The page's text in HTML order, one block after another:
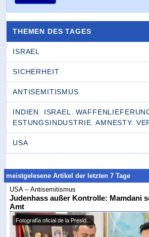
THEMEN DES TAGES
ISRAEL
SICHERHEIT
ANTISEMITISMUS
INDIEN. ISRAEL.
ESTUNGSINDUSTRIE. AMNESTY.
USA
meistgelesene Artikel der letzten 7 Tage
USA -- Antisemitismus
Judenhass außer Kontrolle: Mamdani
Amt
Fotografía oficial de la Presid...